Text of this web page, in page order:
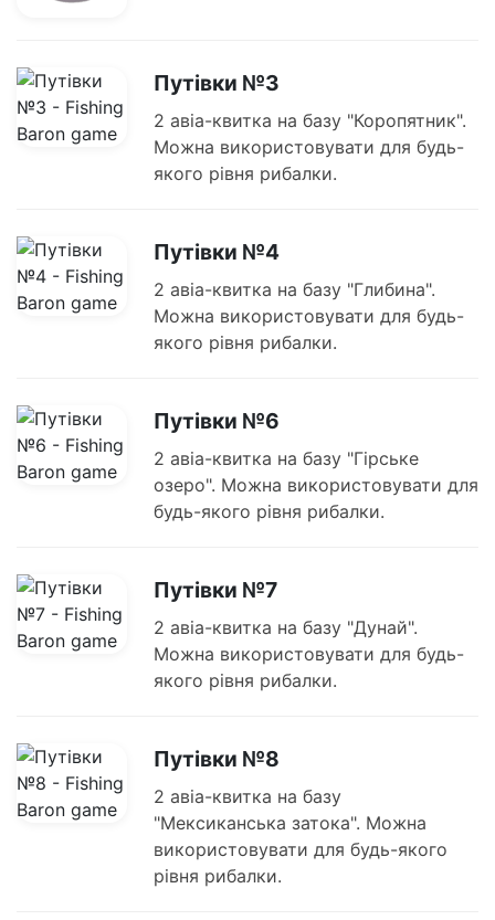
Путівки №3
2 авіа-квитка на базу "Коропятник".
Можна використовувати для будь-
якого рівня рибалки.
Путівки №4
2 авіа-квитка на базу "Глибина".
Можна використовувати для будь-
якого рівня рибалки.
Путівки №6
2 авіа-квитка на базу "Гірське
озеро". Можна використовувати для
будь-якого рівня рибалки.
Путівки №7
2 авіа-квитка на базу "Дунай".
Можна використовувати для будь-
якого рівня рибалки.
Путівки №8
2 авіа-квитка на базу
"Мексиканська затока". Можна
використовувати для будь-якого
рівня рибалки.